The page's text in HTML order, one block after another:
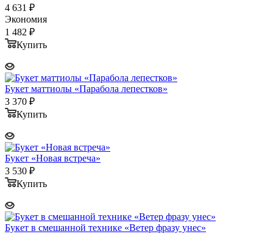
4 631 ₽
Экономия
1 482 ₽
Купить
Букет маттиолы «Парабола лепестков»
3 370 ₽
Купить
Букет «Новая встреча»
3 530 ₽
Купить
Букет в смешанной технике «Ветер фразу унес»